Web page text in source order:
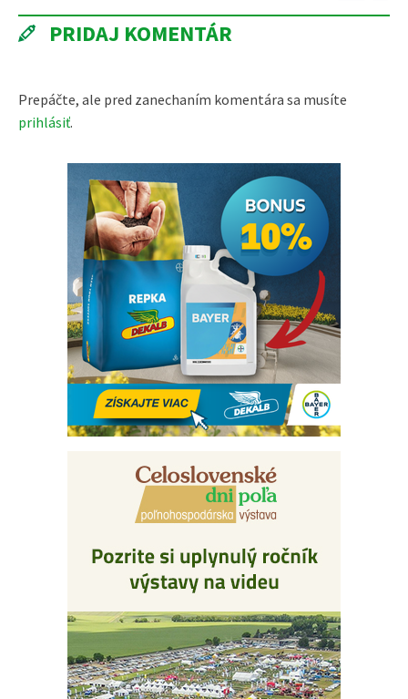
PRIDAJ KOMENTÁR
Prepáčte, ale pred zanechaním komentára sa musíte
prihlásiť.